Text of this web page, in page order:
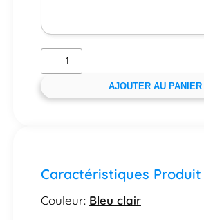
AJOUTER AU PANIER
Caractéristiques Produit
Couleur: Bleu clair